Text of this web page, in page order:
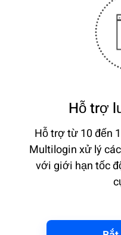
Hỗ trợ
Hỗ trợ từ 10 đến
Multilogin xử lý
với giới hạn tốc